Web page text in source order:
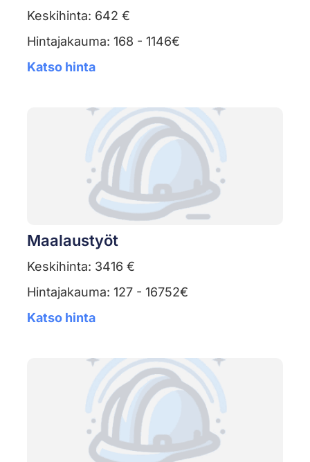
Keskihinta: 642 €
Hintajakauma: 168 - 1146€
Katso hinta
Maalaustyöt
Keskihinta: 3416 €
Hintajakauma: 127 - 16752€
Katso hinta